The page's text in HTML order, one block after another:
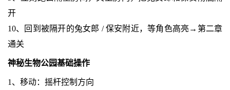
开
10、回到被隔开的兔女郎 / 保安附近，等角色高亮→第二章
通关
神秘生物公园基础操作
1、移动：摇杆控制方向